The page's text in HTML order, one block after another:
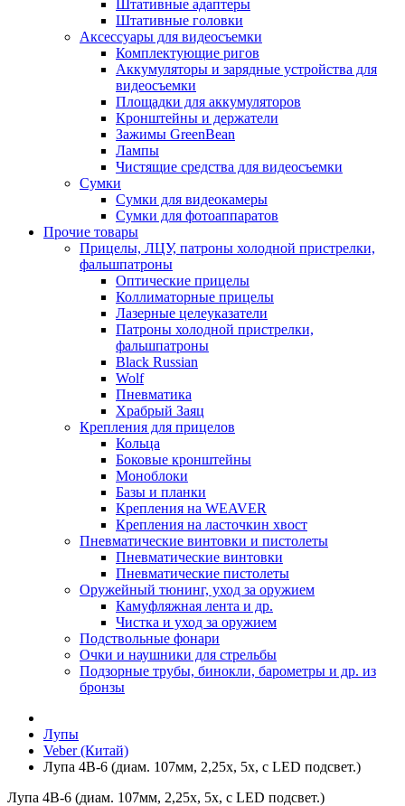
Штативные адаптеры
Штативные головки
Аксессуары для видеосъемки
Комплектующие ригов
Аккумуляторы и зарядные устройства для
видеосъемки
Площадки для аккумуляторов
Кронштейны и держатели
Зажимы GreenBean
Лампы
Чистящие средства для видеосъемки
Сумки
Сумки для видеокамеры
Сумки для фотоаппаратов
Прочие товары
Прицелы, ЛЦУ, патроны холодной пристрелки,
фальшпатроны
Оптические прицелы
Коллиматорные прицелы
Лазерные целеуказатели
Патроны холодной пристрелки,
фальшпатроны
Black Russian
Wolf
Пневматика
Храбрый Заяц
Крепления для прицелов
Кольца
Боковые кронштейны
Моноблоки
Базы и планки
Крепления на WEAVER
Крепления на ласточкин хвост
Пневматические винтовки и пистолеты
Пневматические винтовки
Пневматические пистолеты
Оружейный тюнинг, уход за оружием
Камуфляжная лента и др.
Чистка и уход за оружием
Подствольные фонари
Очки и наушники для стрельбы
Подзорные трубы, бинокли, барометры и др. из
бронзы
Лупы
Veber (Китай)
Лупа 4B-6 (диам. 107мм, 2,25х, 5х, с LED подсвет.)
Лупа 4B-6 (диам. 107мм, 2,25х, 5х, с LED подсвет.)